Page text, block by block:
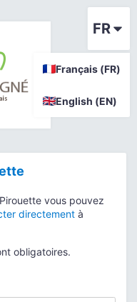
FR
Français (FR)
English (EN)
vous pouvez
directement à
obligatoires.